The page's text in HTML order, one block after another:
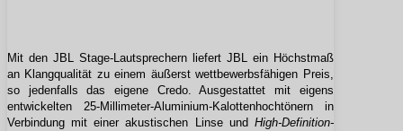
Mit den JBL Stage-Lautsprechern liefert JBL ein Höchstmaß
an Klangqualität zu einem äußerst wettbewerbsfähigen Preis,
so jedenfalls das eigene Credo. Ausgestattet mit eigens
entwickelten 25-Millimeter-Aluminium-Kalottenhochtönern in
Verbindung mit einer akustischen Linse und High-Definition-